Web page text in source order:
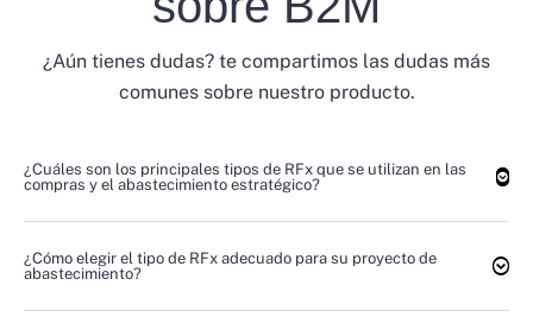
¿Aún tienes dudas? te compartimos las dudas más
comunes sobre nuestro producto.
¿Cuáles son los principales tipos de RFx que se utilizan en las
compras y el abastecimiento estratégico?
¿Cómo elegir el tipo de RFx adecuado para su proyecto de
abastecimiento?